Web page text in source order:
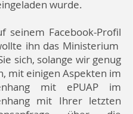
wurde.
seinem Facebook-Profil
ihn das Ministerium
sich, solange wir genug
mit einigen Aspekten im
mit ePUAP im
mit Ihrer letzten